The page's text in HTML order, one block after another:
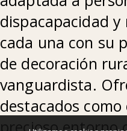
dispacapacidad
cada una con su
de decoración
vanguardista.
destacados como
precioso entorno